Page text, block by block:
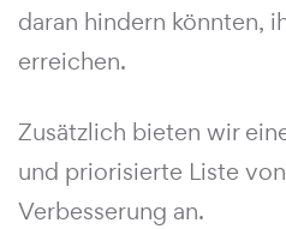
daran hindern könnten,
erreichen.
Zusätzlich bieten wir
und priorisierte Liste
Verbesserung an.